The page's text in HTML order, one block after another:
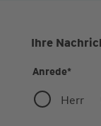
Ihre
Anrede*
Herr